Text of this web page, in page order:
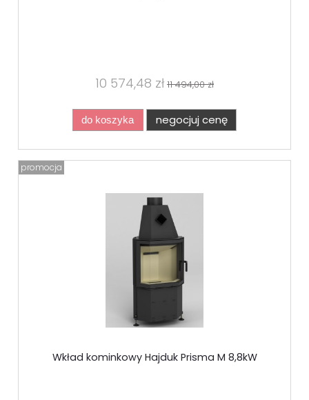
10 574,48 zł 11 494,00 zł
do koszyka negocjuj cenę
Wkład kominkowy Hajduk Prisma M 8,8kW
promocja